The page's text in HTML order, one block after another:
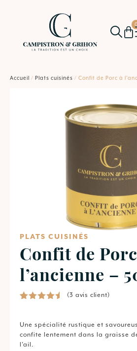
0
Accueil / Plats cuisinés / Confit de Porc à
PLATS CUISINÉS
Confit de
l’ancienne –
basé
sur
notations
client
(3 avis client)
Une spécialité rustique et
confite lentement dans la graisse
l’ail.